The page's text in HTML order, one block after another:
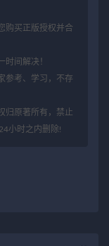
购买正版授权并合
时间解决！
参考、学习，不存
归原著所有，禁止
小时之内删除!